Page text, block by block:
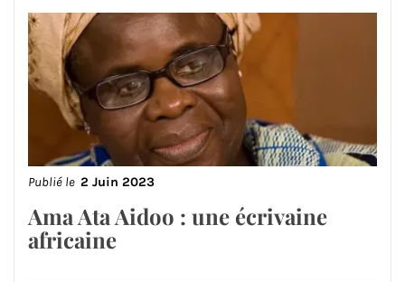
Publié le 2 Juin 2023
Ama Ata Aidoo : une écrivaine
africaine